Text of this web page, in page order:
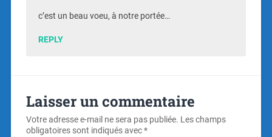
c’est un beau voeu, à notre portée…
REPLY
Laisser un commentaire
Votre adresse e-mail ne sera pas publiée. Les champs
obligatoires sont indiqués avec*